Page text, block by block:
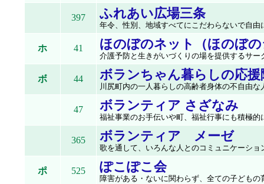
397 ふれあい広場三条
年令、性別、地域すべてにこだわらないで自由
ホ 41 ほのぼのネット（ほのぼ
介護予防と生きがいづくりの場を提供するサー
ボ 44 ボランちゃん暮らしの応援
川尻町内の一人暮らしの高齢者身体の不自由な
47 ボランティア さざなみ
福祉事業のお手伝いや町、福祉行事にも積極的
365 ボランティア メーゼ
歌を通して、いろんな人とのコミュニケーシ
ポ 525 ぽこぽこ会
障害がある・ないに関わらず、全ての子どもの